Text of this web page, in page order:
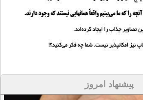
پیشنهاد امروز